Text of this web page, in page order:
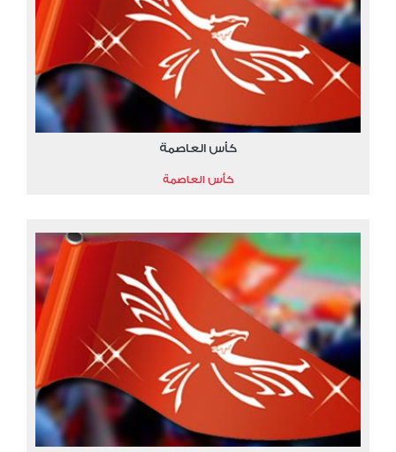
كأس العاصمة
كأس العاصمة